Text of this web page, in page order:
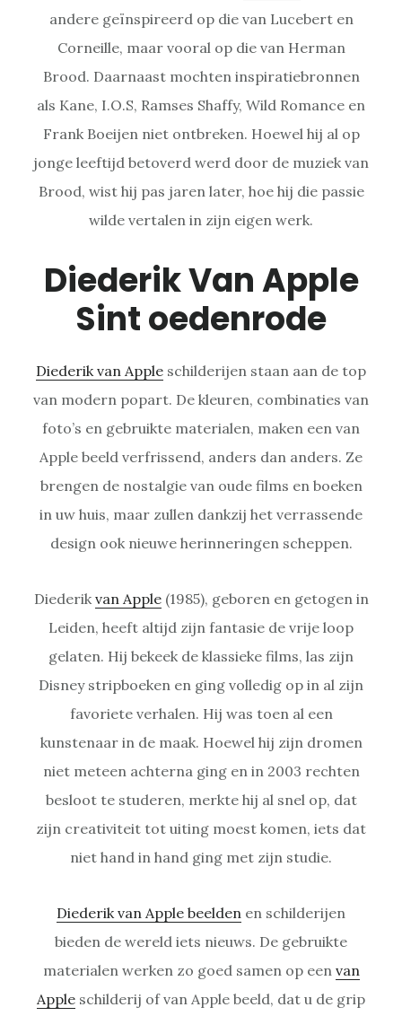
andere geïnspireerd op die van Lucebert en
Corneille, maar vooral op die van Herman
Brood. Daarnaast mochten inspiratiebronnen
als Kane, I.O.S, Ramses Shaffy, Wild Romance en
Frank Boeijen niet ontbreken. Hoewel hij al op
jonge leeftijd betoverd werd door de muziek van
Brood, wist hij pas jaren later, hoe hij die passie
wilde vertalen in zijn eigen werk.
Diederik Van Apple
Sint oedenrode
Diederik van Apple schilderijen staan aan de top
van modern popart. De kleuren, combinaties van
foto’s en gebruikte materialen, maken een van
Apple beeld verfrissend, anders dan anders. Ze
brengen de nostalgie van oude films en boeken
in uw huis, maar zullen dankzij het verrassende
design ook nieuwe herinneringen scheppen.
Diederik van Apple(1985), geboren en getogen in
Leiden, heeft altijd zijn fantasie de vrije loop
gelaten. Hij bekeek de klassieke films, las zijn
Disney stripboeken en ging volledig op in al zijn
favoriete verhalen. Hij was toen al een
kunstenaar in de maak. Hoewel hij zijn dromen
niet meteen achterna ging en in 2003 rechten
besloot te studeren, merkte hij al snel op, dat
zijn creativiteit tot uiting moest komen, iets dat
niet hand in hand ging met zijn studie.
Diederik van Apple beelden en schilderijen
bieden de wereld iets nieuws. De gebruikte
materialen werken zo goed samen op een van
Apple schilderij of van Apple beeld, dat u de grip